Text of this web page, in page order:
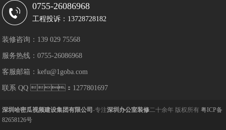
0755-26086968
工程投诉：13728728182
装修咨询：139 029 75568
服务热线：0755-26086968
客服邮箱：kefu@1goba.com
联系 QQ ：1277801697
深圳哈密瓜视频建设集团有限公司-专注深圳办公室装修二十余年 版权所有粤ICP备
82658126号